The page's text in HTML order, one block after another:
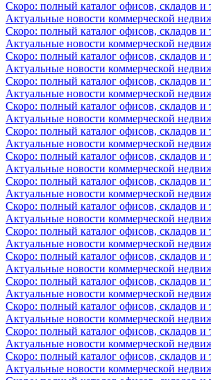
Скоро: полный каталог офисов, складов и
Актуальные новости коммерческой
Скоро: полный каталог офисов, складов и
Актуальные новости коммерческой
Скоро: полный каталог офисов, складов и
Актуальные новости коммерческой
Скоро: полный каталог офисов, складов и
Актуальные новости коммерческой
Скоро: полный каталог офисов, складов и
Актуальные новости коммерческой
Скоро: полный каталог офисов, складов и
Актуальные новости коммерческой
Скоро: полный каталог офисов, складов и
Актуальные новости коммерческой
Скоро: полный каталог офисов, складов и
Актуальные новости коммерческой
Скоро: полный каталог офисов, складов и
Актуальные новости коммерческой
Скоро: полный каталог офисов, складов и
Актуальные новости коммерческой
Скоро: полный каталог офисов, складов и
Актуальные новости коммерческой
Скоро: полный каталог офисов, складов и
Актуальные новости коммерческой
Скоро: полный каталог офисов, складов и
Актуальные новости коммерческой
Скоро: полный каталог офисов, складов и
Актуальные новости коммерческой
Скоро: полный каталог офисов, складов и
Актуальные новости коммерческой